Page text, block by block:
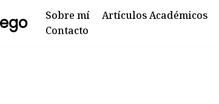
Sobre mí Artículos Académicos
Contacto